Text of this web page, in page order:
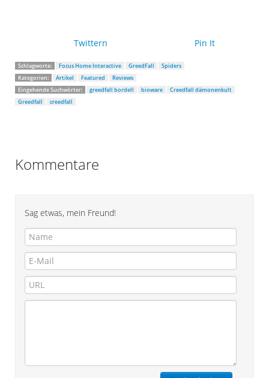
Twittern Pin It
Schlagworte: Focus Home Interactive GreedFall
Spiders
Kategorien:
Artikel Featured
Reviews
Eingehende Suchwörter:
greedfall bordell bioware
Creedfall dämonenkult
Greedfall
creedfall
Kommentare
Sag etwas, mein Freund!